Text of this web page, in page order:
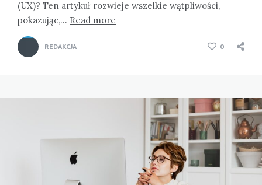
(UX)? Ten artykuł rozwieje wszelkie wątpliwości,
pokazując,… Read more
REDAKCJA 0